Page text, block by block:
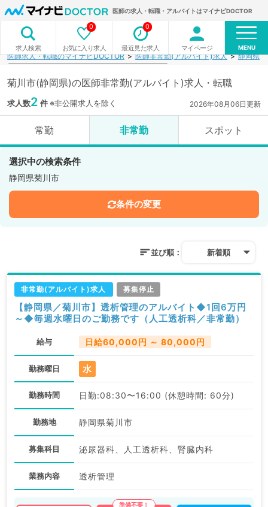
医師の求人・転職・アルバイトはマイナビDOCTOR
求人検索 お気に入り求人
0
最近見た求人
0
マイページ MENU
医師求人・転職のマイナビDOCTOR 医師非常勤(アルバイト)求人 静岡県
菊川市(静岡県)の医師非常勤(アルバイト)求人・転職
求人数2 件※非公開求人を除く 2026年08月06日更新
常勤 非常勤 スポット
選択中の検索条件
静岡県菊川市
条件の変更
並び順： 新着順
非常勤(アルバイト)求人 募集停止
【静岡県／菊川市】透析管理のアルバイト◆1回6万円
～◆毎週水曜日のご勤務です（人工透析科／非常勤）
給与 日給60,000円 ～ 80,000円
勤務曜日 水
勤務時間 日勤:08:30〜16:00 (休憩時間: 60分)
勤務地 静岡県菊川市
募集科目 泌尿器科、人工透析科、腎臓内科
業務内容 透析管理